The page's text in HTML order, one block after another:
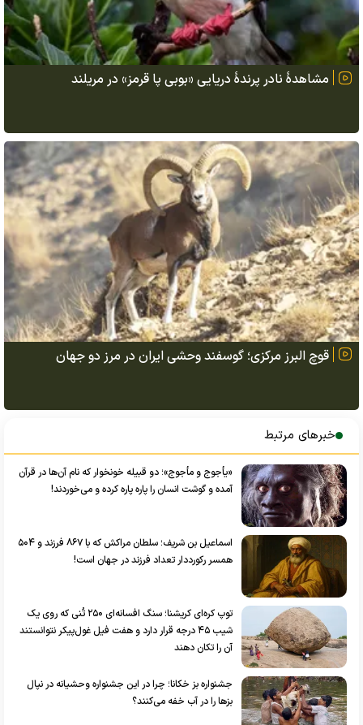
مشاهدهٔ نادر پرندهٔ دریایی «بوبی پا قرمز» در مریلند
قوچ البرز مرکزی؛ گوسفند وحشی ایران در مرز دو جهان
خبرهای مرتبط
«یأجوج و مأجوج»؛ دو قبیله خونخوار که نام آن‌ها در قرآن
آمده و گوشت انسان را پاره پاره کرده و می‌خوردند!
اسماعیل بن شریف؛ سلطان مراکش که با ۸۶۷ فرزند و ۵۰۴
همسر رکورددار تعداد فرزند در جهان است!
توپ کره‌ای کریشنا؛ سنگ افسانه‌ای ۲۵۰ تُنی که روی یک
شیب ۴۵ درجه قرار دارد و هفت فیل غول‌پیکر نتوانستند
آن را تکان دهند
جشنواره بز خکانا؛ چرا در این جشنواره وحشیانه در نپال
بزها را در آب خفه می‌کنند؟